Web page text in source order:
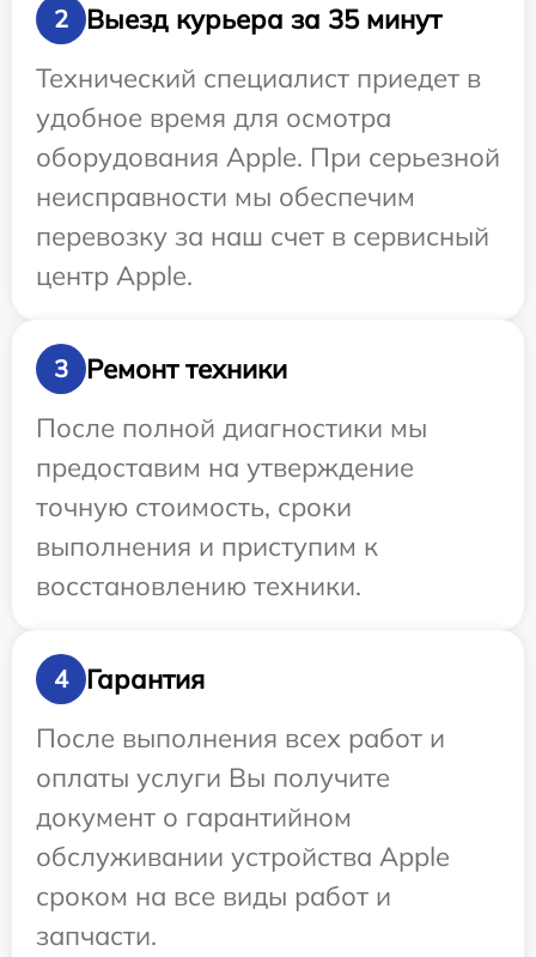
2
Выезд курьера за 35 минут
Технический специалист приедет в
удобное время для осмотра
оборудования Apple. При серьезной
неисправности мы обеспечим
перевозку за наш счет в сервисный
центр Apple.
3
Ремонт техники
После полной диагностики мы
предоставим на утверждение
точную стоимость, сроки
выполнения и приступим к
восстановлению техники.
4
Гарантия
После выполнения всех работ и
оплаты услуги Вы получите
документ о гарантийном
обслуживании устройства Apple
сроком на все виды работ и
запчасти.